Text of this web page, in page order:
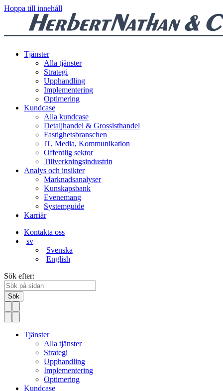
Hoppa till innehåll
Tjänster
Alla tjänster
Strategi
Upphandling
Implementering
Optimering
Kundcase
Alla kundcase
Detaljhandel & Grossisthandel
Fastighetsbranschen
IT, Media, Kommunikation
Offentlig sektor
Tillverkningsindustrin
Analys och insikter
Marknadsanalyser
Kunskapsbank
Evenemang
Systemguide
Karriär
Kontakta oss
sv
Svenska
English
Sök efter:
Sök
Tjänster
Alla tjänster
Strategi
Upphandling
Implementering
Optimering
Kundcase